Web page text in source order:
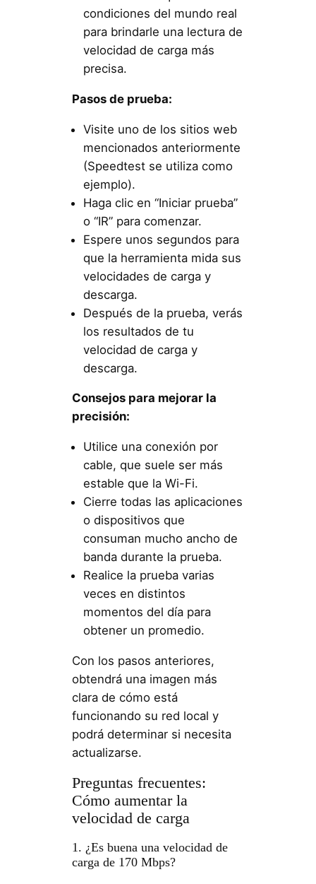
condiciones del mundo real
para brindarle una lectura de
velocidad de carga más
precisa.
Pasos de prueba:
Visite uno de los sitios web
mencionados anteriormente
(Speedtest se utiliza como
ejemplo).
Haga clic en “Iniciar prueba”
o “IR” para comenzar.
Espere unos segundos para
que la herramienta mida sus
velocidades de carga y
descarga.
Después de la prueba, verás
los resultados de tu
velocidad de carga y
descarga.
Consejos para mejorar la
precisión:
Utilice una conexión por
cable, que suele ser más
estable que la Wi-Fi.
Cierre todas las aplicaciones
o dispositivos que
consuman mucho ancho de
banda durante la prueba.
Realice la prueba varias
veces en distintos
momentos del día para
obtener un promedio.
Con los pasos anteriores,
obtendrá una imagen más
clara de cómo está
funcionando su red local y
podrá determinar si necesita
actualizarse.
Preguntas frecuentes:
Cómo aumentar la
velocidad de carga
1. ¿Es buena una velocidad de
carga de 170 Mbps?